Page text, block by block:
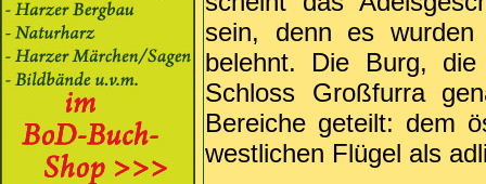
sein, denn es
belehnt. Die Burg,
Schloss Großfurra
Bereiche geteilt: dem
westlichen Flügel als